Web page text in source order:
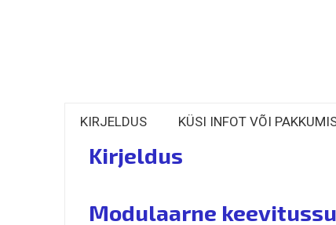
KIRJELDUS KÜSI INFOT VÕI
Kirjeldus
Modulaarne